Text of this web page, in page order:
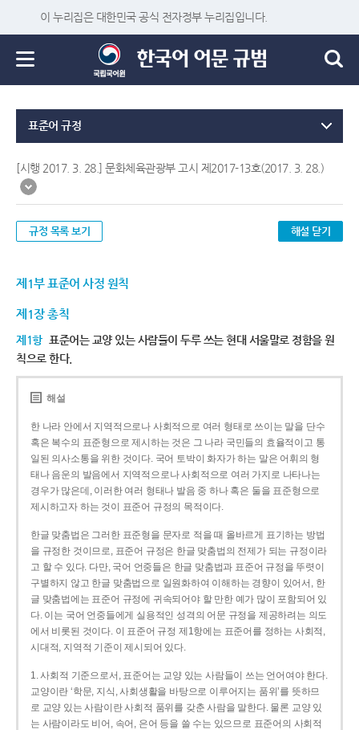
이 누리집은 대한민국 공식 전자정부 누리집입니다.
표준어 규정
[시행 2017. 3. 28.] 문화체육관광부 고시 제2017-13호(2017. 3. 28.)
규정 목록 보기 해설 닫기
제1부 표준어 사정 원칙
제1장 총칙
제1항 표준어는 교양 있는 사람들이 두루 쓰는 현대 서울말로 정함을 원
칙으로 한다.
해설
한 나라 안에서 지역적으로나 사회적으로 여러 형태로 쓰이는 말을 단수
혹은 복수의 표준형으로 제시하는 것은 그 나라 국민들의 효율적이고 통
일된 의사소통을 위한 것이다. 국어 토박이 화자가 하는 말은 어휘의 형
태나 음운의 발음에서 지역적으로나 사회적으로 여러 가지로 나타나는
경우가 많은데, 이러한 여러 형태나 발음 중 하나 혹은 둘을 표준형으로
제시하고자 하는 것이 표준어 규정의 목적이다.
한글 맞춤법은 그러한 표준형을 문자로 적을 때 올바르게 표기하는 방법
을 규정한 것이므로, 표준어 규정은 한글 맞춤법의 전제가 되는 규정이라
고 할 수 있다. 다만, 국어 언중들은 한글 맞춤법과 표준어 규정을 뚜렷이
구별하지 않고 한글 맞춤법으로 일원화하여 이해하는 경향이 있어서, 한
글 맞춤법에는 표준어 규정에 귀속되어야 할 만한 예가 많이 포함되어 있
다. 이는 국어 언중들에게 실용적인 성격의 어문 규정을 제공하려는 의도
에서 비롯된 것이다. 이 표준어 규정 제1항에는 표준어를 정하는 사회적,
시대적, 지역적 기준이 제시되어 있다.
1. 사회적 기준으로서, 표준어는 교양 있는 사람들이 쓰는 언어여야 한다.
교양이란 ‘학문, 지식, 사회생활을 바탕으로 이루어지는 품위’를 뜻하므
로 교양 있는 사람이란 사회적 품위를 갖춘 사람을 말한다. 물론 교양 있
는 사람이라도 비어, 속어, 은어 등을 쓸 수는 있으므로 표준어의 사회적